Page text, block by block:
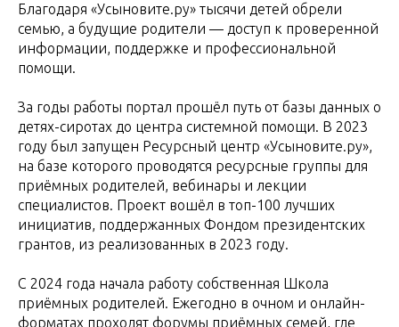
Благодаря «Усыновите.ру» тысячи детей обрели
семью, а будущие родители — доступ к проверенной
информации, поддержке и профессиональной
помощи.
За годы работы портал прошёл путь от базы данных о
детях-сиротах до центра системной помощи. В 2023
году был запущен Ресурсный центр «Усыновите.ру»,
на базе которого проводятся ресурсные группы для
приёмных родителей, вебинары и лекции
специалистов. Проект вошёл в топ-100 лучших
инициатив, поддержанных Фондом президентских
грантов, из реализованных в 2023 году.
С 2024 года начала работу собственная Школа
приёмных родителей. Ежегодно в очном и онлайн-
форматах проходят форумы приёмных семей, где